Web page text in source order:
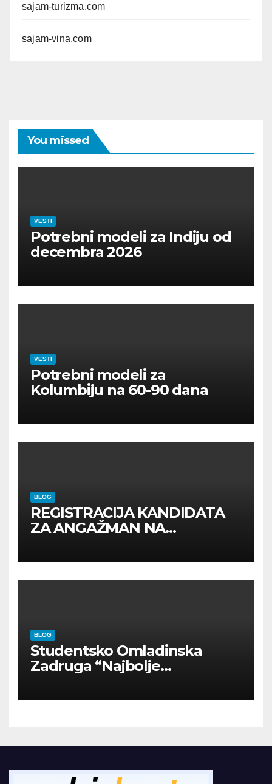
sajam-turizma.com
sajam-vina.com
You missed
VESTI
Potrebni modeli za Indiju od
decembra 2026
VESTI
Potrebni modeli za
Kolumbiju na 60-90 dana
BLOG
REGISTRACIJA KANDIDATA
ZA ANGAŽMAN NA
BLOG
Studentsko Omladinska
Zadruga “Najbolje